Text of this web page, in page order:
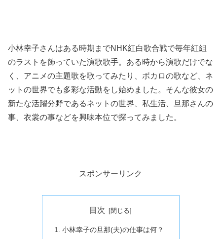
小林幸子さんはある時期までNHK紅白歌合戦で毎年紅組
のラストを飾っていた演歌歌手。ある時から演歌だけでな
く、アニメの主題歌を歌ってみたり、ボカロの歌など、ネ
ットの世界でも多彩な活動をし始めました。そんな彼女の
新たな活躍分野であるネットの世界、私生活、旦那さんの
事、衣裳の事などを興味本位で探ってみました。
スポンサーリンク
目次
小林幸子の旦那(夫)の仕事は何？